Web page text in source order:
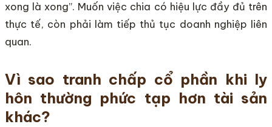
xong là xong”. Muốn việc chia có hiệu lực đầy đủ trên
thực tế, còn phải làm tiếp thủ tục doanh nghiệp liên
quan.
Vì sao tranh chấp cổ phần khi ly
hôn thường phức tạp hơn tài sản
khác?